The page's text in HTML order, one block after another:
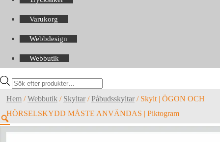
Varukorg
Webbdesign
Webbutik
Products
Hem /Webbutik / Skyltar /Påbudsskyltar / Skylt | ÖGON OCH
HÖRSELSKYDD MÅSTE ANVÄNDAS | Piktogram